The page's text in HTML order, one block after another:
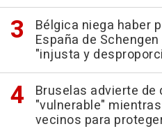
Bélgica niega haber
España de
"injusta y
Bruselas advierte de
"vulnerable"
vecinos para